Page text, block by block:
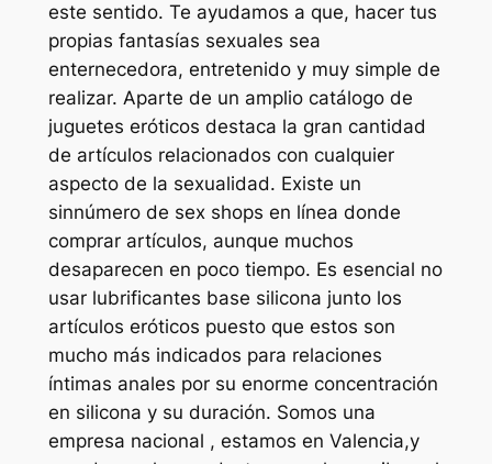
este sentido. Te ayudamos a que, hacer tus
propias fantasías sexuales sea
enternecedora, entretenido y muy simple de
realizar. Aparte de un amplio catálogo de
juguetes eróticos destaca la gran cantidad
de artículos relacionados con cualquier
aspecto de la sexualidad. Existe un
sinnúmero de sex shops en línea donde
comprar artículos, aunque muchos
desaparecen en poco tiempo. Es esencial no
usar lubrificantes base silicona junto los
artículos eróticos puesto que estos son
mucho más indicados para relaciones
íntimas anales por su enorme concentración
en silicona y su duración. Somos una
empresa nacional , estamos en Valencia,y